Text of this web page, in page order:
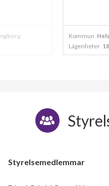
Kommun
Lägenheter 18
Styrelsemedlemmar